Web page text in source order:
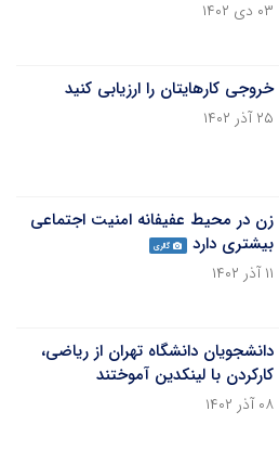
۰۳ دی ۱۴۰۲
خروجی‌ کارهایتان را ارزیابی کنید
۲۵ آذر ۱۴۰۲
زن در محیط عفیفانه امنیت اجتماعی
بیشتری دارد
گالری
۱۱ آذر ۱۴۰۲
دانشجویان دانشگاه تهران از ریاضی،
کارکردن با لینکدین آموختند
۰۸ آذر ۱۴۰۲